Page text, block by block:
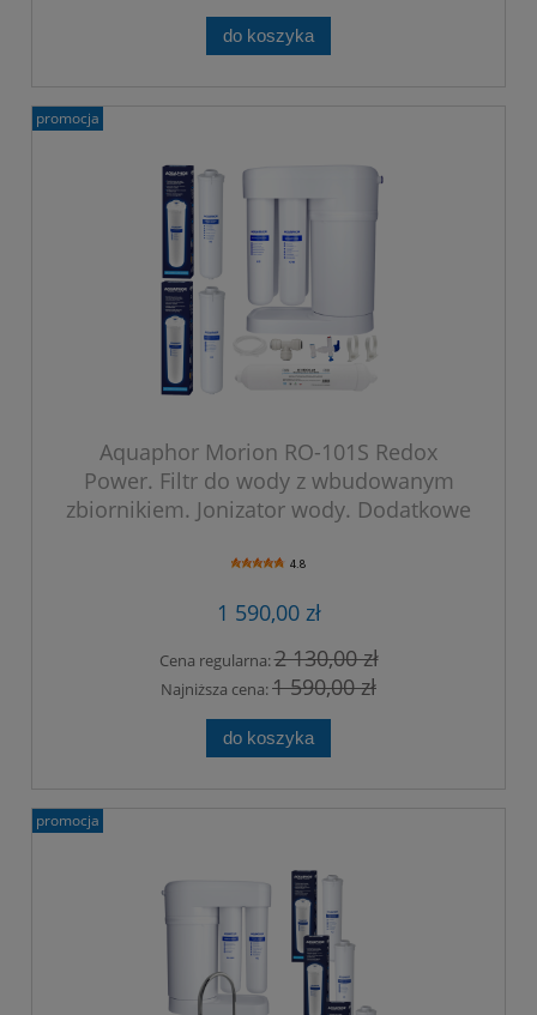
do koszyka
Aquaphor Morion RO-101S Redox
Power. Filtr do wody z wbudowanym
zbiornikiem. Jonizator wody. Dodatkowe
4.8
1 590,00 zł
Cena regularna:2 130,00 zł
Najniższa cena:1 590,00 zł
do koszyka
promocja
promocja